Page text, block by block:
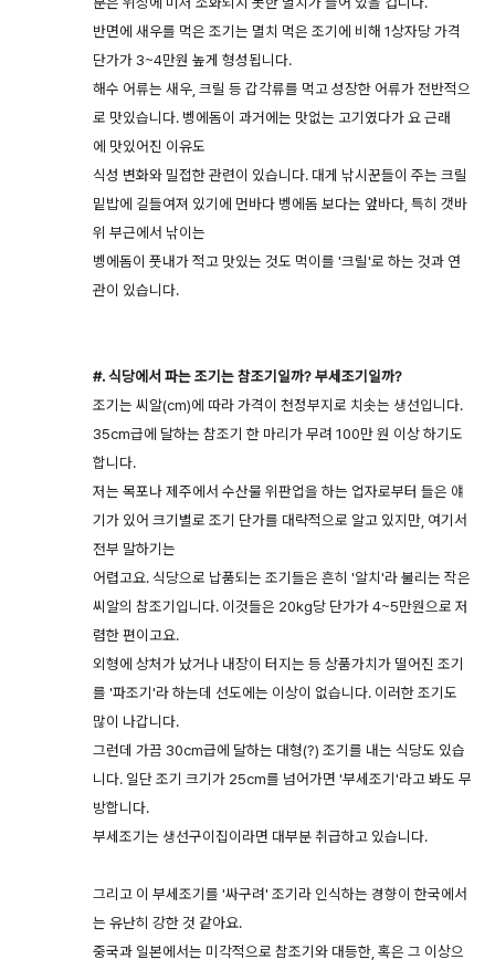
반면에 새우를 먹은 조기는 멸치 먹은 조기에 비해 1상자당 가격
단가가 3~4만원 높게 형성됩니다.
해수 어류는 새우, 크릴 등 갑각류를 먹고 성장한 어류가 전반적으
로 맛있습니다. 벵에돔이 과거에는 맛없는 고기였다가 요 근래
에 맛있어진 이유도
식성 변화와 밀접한 관련이 있습니다. 대게 낚시꾼들이 주는 크릴
밑밥에 길들여져 있기에 먼바다 벵에돔 보다는 앞바다, 특히 갯바
위 부근에서 낚이는
벵에돔이 풋내가 적고 맛있는 것도 먹이를 '크릴'로 하는 것과 연
관이 있습니다.
#. 식당에서 파는 조기는 참조기일까? 부세조기일까?
조기는 씨알(cm)에 따라 가격이 천정부지로 치솟는 생선입니다.
35cm급에 달하는 참조기 한 마리가 무려 100만 원 이상 하기도
합니다.
저는 목포나 제주에서 수산물 위판업을 하는 업자로부터 들은 얘
기가 있어 크기별로 조기 단가를 대략적으로 알고 있지만, 여기서
전부 말하기는
어렵고요. 식당으로 납품되는 조기들은 흔히 '알치'라 불리는 작은
씨알의 참조기입니다. 이것들은 20kg당 단가가 4~5만원으로 저
렴한 편이고요.
외형에 상처가 났거나 내장이 터지는 등 상품가치가 떨어진 조기
를 '파조기'라 하는데 선도에는 이상이 없습니다. 이러한 조기도
많이 나갑니다.
그런데 가끔 30cm급에 달하는 대형(?) 조기를 내는 식당도 있습
니다. 일단 조기 크기가 25cm를 넘어가면 '부세조기'라고 봐도 무
방합니다.
부세조기는 생선구이집이라면 대부분 취급하고 있습니다.
그리고 이 부세조기를 '싸구려' 조기라 인식하는 경향이 한국에서
는 유난히 강한 것 같아요.
중국과 일본에서는 미각적으로 참조기와 대등한, 혹은 그 이상으